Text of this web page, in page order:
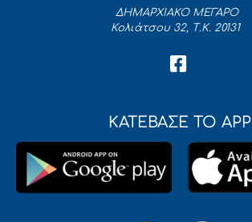
ΔΗΜΑΡΧΙΑΚΟ ΜΕΓΑΡΟ
Κολιάτσου 32, Τ.Κ. 20131
ΚΑΤΕΒΑΣΕ ΤΟ APP